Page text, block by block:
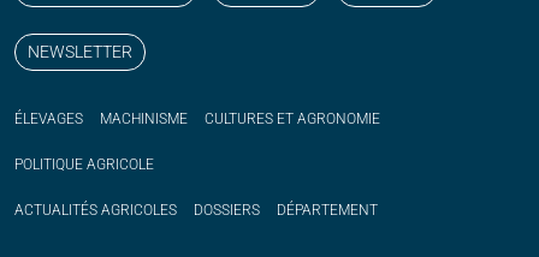
NEWSLETTER
ÉLEVAGES MACHINISME CULTURES ET AGRONOMIE
POLITIQUE AGRICOLE
ACTUALITÉS AGRICOLES DOSSIERS DÉPARTEMENT